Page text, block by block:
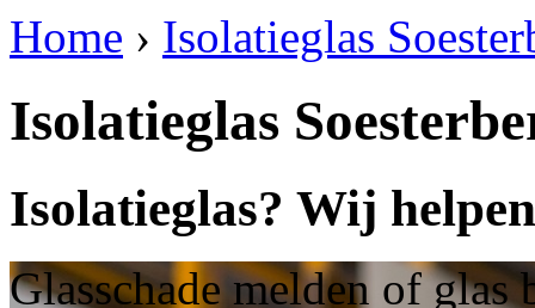
Home › Isolatieglas
Isolatieglas
Isolatieglas? Wij
Glasschade melden of glas